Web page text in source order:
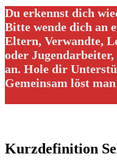
Du erkennst dich
Bitte wende dich an
Eltern, Verwandte,
oder
an. Hole dir
Gemeinsam löst
Kurzdefinition